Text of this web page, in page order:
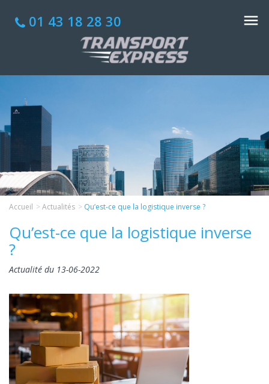
01 43 18 28 30
Accueil Actualités Qu’est-ce que la logistique inverse ?
Qu’est-ce que la logistique inverse
?
Actualité du 13-06-2022